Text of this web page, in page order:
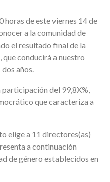
horas de este viernes 14 de
a la comunidad de
el resultado final de la
conducirá a nuestro
años.
participación del 99,8X%,
que caracteriza a
elige a 11 directores(as)
a continuación
de género establecidos en